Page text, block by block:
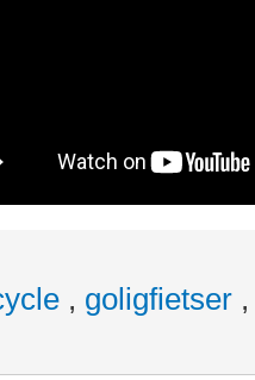
, goligfietser